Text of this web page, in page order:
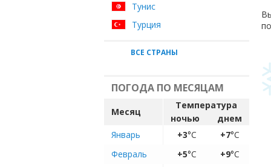
Тунис
Турция
ВСЕ СТРАНЫ
ПОГОДА ПО МЕСЯЦАМ
Месяц
Температура
ночью
днем
Январь
+3°C +7°C
Февраль
+5°C +9°C